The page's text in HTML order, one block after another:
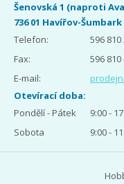
Šenovská 1 (naproti
736 01 Havířov-Šumbark
Telefon:
596 810
Fax:
596 810
E-mail:
Otevírací doba:
Pondělí - Pátek
9:00 -
Sobota
9:00 -